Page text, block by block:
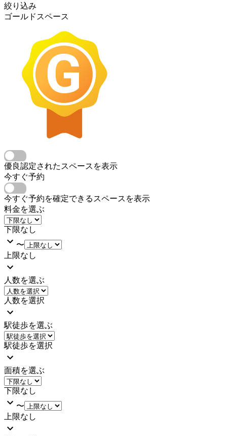
絞り込み
ゴールドスペース
優良認定されたスペースを表示
今すぐ予約
今すぐ予約を確定できるスペースを表示
料金を選ぶ
下限なし
〜
上限なし
人数を選ぶ
人数を選択
駅徒歩を選ぶ
駅徒歩を選択
面積を選ぶ
下限なし
〜
上限なし